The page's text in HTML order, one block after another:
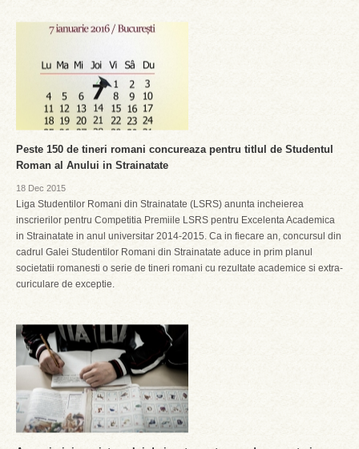
Peste 150 de tineri romani concureaza pentru titlul de Studentul
Roman al Anului in Strainatate
18 Dec 2015
Liga Studentilor Romani din Strainatate (LSRS) anunta incheierea
inscrierilor pentru Competitia Premiile LSRS pentru Excelenta Academica
in Strainatate in anul universitar 2014-2015. Ca in fiecare an, concursul din
cadrul Galei Studentilor Romani din Strainatate aduce in prim planul
societatii romanesti o serie de tineri romani cu rezultate academice si extra-
curiculare de exceptie.